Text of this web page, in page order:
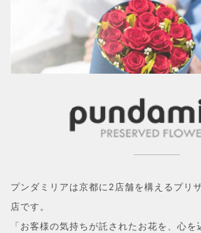
プンダミリアは京都に2店舗を構えるプリ
店です。
「お客様の気持ちが託されたお花を、心